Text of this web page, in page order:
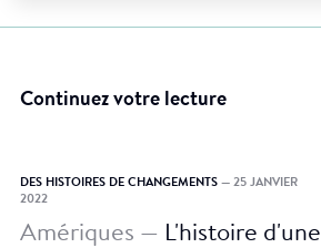
Continuez votre lecture
DES HISTOIRES DE CHANGEMENTS — 25 JANVIER
2022
Amériques — L'histoire d'une